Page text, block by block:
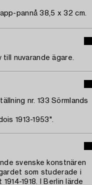
pannå 38,5 x 32 cm.
nuvarande ägare.
nr. 133 Sörmlands
1913-1953".
svenske konstnären
som studerade i
1918. I Berlin lärde